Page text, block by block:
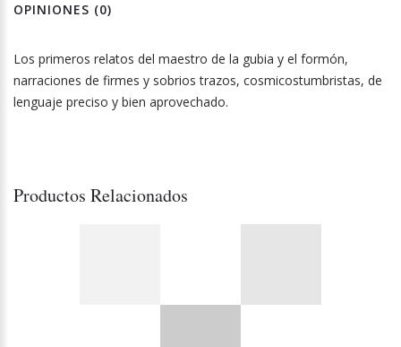
OPINIONES (0)
Los primeros relatos del maestro de la gubia y el formón,
narraciones de firmes y sobrios trazos, cosmicostumbristas, de
lenguaje preciso y bien aprovechado.
Productos Relacionados